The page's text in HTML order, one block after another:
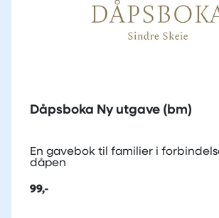
Dåpsboka Ny utgave (bm)
En gavebok til familier i
dåpen
99,-